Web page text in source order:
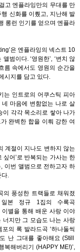
고 엔플라잉만의 무대를 만
신화를 이뤘고, 지난해 발
롱런 인기를 얻으며 엔플라
은 엔플라잉의 넥스트 10
앨범이다. ‘영원한’, ‘변치 않
름 속에서도 영원의 순간을
시지를 담고 있다.
는 인트로의 어쿠스틱 피아
네 마음에 변함없는 나로 살
이 각각 목소리로 쌓아 나가
완벽한 합을 이뤄 강한 여
계절이 지나도 변하지 않는
싶어’로 반복되는 가사는 한
, 이번 앨범으로 전하고자 하
다.
의 풍성한 트랙들로 채워졌
본 정규 1집의 수록곡
이별을 통해 배운 사랑 이야
너지만 그 모습도 나는 사랑
포의 록 발라드곡‘하나둘씩
난 그대를 좋아해요 (Still
복해버리기 (HAPPY ME!)’,